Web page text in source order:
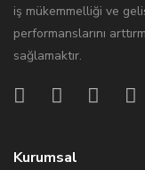
iş mükemmelliği ve
performanslarını
sağlamaktır.
Kurumsal